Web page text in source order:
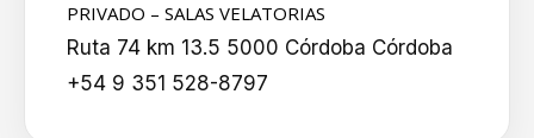
PRIVADO – SALAS VELATORIAS
Ruta 74 km 13.5 5000 Córdoba Córdoba
+54 9 351 528-8797